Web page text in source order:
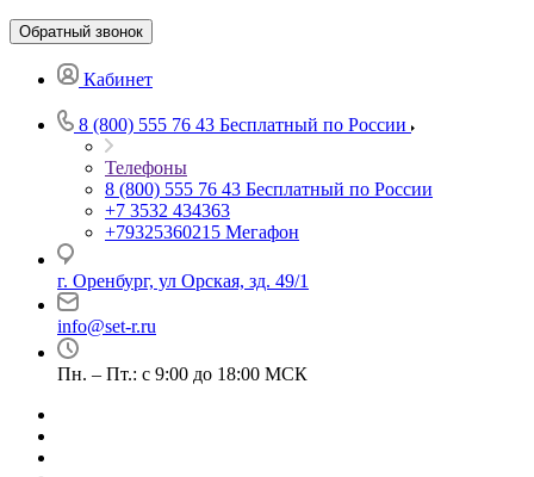
Обратный звонок
Кабинет
8 (800) 555 76 43 Бесплатный по России
Телефоны
8 (800) 555 76 43 Бесплатный по России
+7 3532 434363
+79325360215 Мегафон
г. Оренбург, ул Орская, зд. 49/1
info@set-r.ru
Пн. – Пт.: с 9:00 до 18:00 МСК